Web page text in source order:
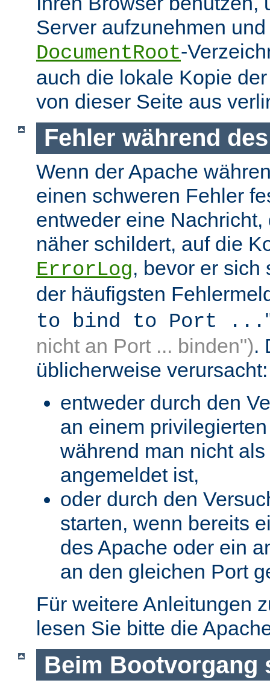
Server aufzunehmen
DocumentRoot-
auch die lokale Kopie
von dieser Seite aus
Fehler während
Wenn der Apache
einen schweren Fehler
entweder eine
näher schildert, auf die
ErrorLog, bevor er sich
der häufigsten
to bind to Port ...
nicht an Port ... binden").
üblicherweise verursacht:
entweder durch den
an einem
während man nicht
angemeldet ist,
oder durch den
starten, wenn bereits
des Apache oder ein
an den gleichen Port
Für weitere Anleitungen
lesen Sie bitte die
Beim Bootvorgang